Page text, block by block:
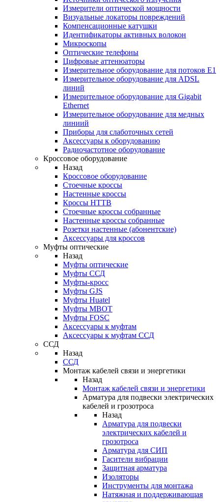
Измерители оптической мощности
Визуальные локаторы повреждений
Компенсационные катушки
Идентификаторы активных волокон
Микроскопы
Оптические телефоны
Цифровые аттенюаторы
Измерительное оборудование для потоков Е1
Измерительное оборудование для ADSL
линий
Измерительное оборудование для Gigabit
Ethernet
Измерительное оборудование для медных
линиий
Приборы для слаботочных сетей
Аксессуары к оборудованию
Радиочастотное оборудование
Кроссовое оборудование
Назад
Кроссовое оборудование
Стоечные кроссы
Настенные кроссы
Кроссы HTTB
Стоечные кроссы собранные
Настенные кроссы собранные
Розетки настенные (абонентские)
Аксессуары для кроссов
Муфты оптические
Назад
Муфты оптические
Муфты ССД
Муфты-кросс
Муфты GJS
Муфты Huatel
Муфты МВОТ
Муфты FOSC
Аксессуары к муфтам
Аксессуары к муфтам ССД
ССД
Назад
ССД
Монтаж кабелей связи и энергетики
Назад
Монтаж кабелей связи и энергетики
Арматура для подвески электрических
кабелей и грозотроса
Назад
Арматура для подвески
электрических кабелей и
грозотроса
Арматура для СИП
Гасители вибрации
Защитная арматура
Изоляторы
Инструменты для монтажа
Натяжная и поддерживающая